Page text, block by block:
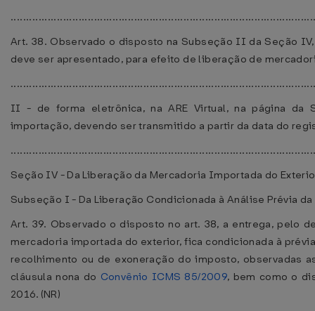
Art. 38. Observado o disposto na Subseção II da Seção
deve ser apresentado, para efeito de liberação de
II - de forma eletrônica, na ARE Virtual, na página da
importação, devendo ser transmitido a partir da data do
Seção IV - Da Liberação da Mercadoria Importada do
Subseção I - Da Liberação Condicionada à Análise Prévia da
Art. 39. Observado o disposto no art. 38, a entrega, pelo
mercadoria importada do exterior, fica condicionada à
recolhimento ou de exoneração do imposto, observadas
cláusula nona do Convênio ICMS 85/2009, bem como o
2016. (NR)